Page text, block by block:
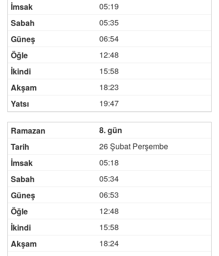
05:19
05:35
06:54
12:48
15:58
18:23
19:47
8. gün
26 Şubat Perşembe
05:18
05:34
06:53
12:48
15:58
18:24